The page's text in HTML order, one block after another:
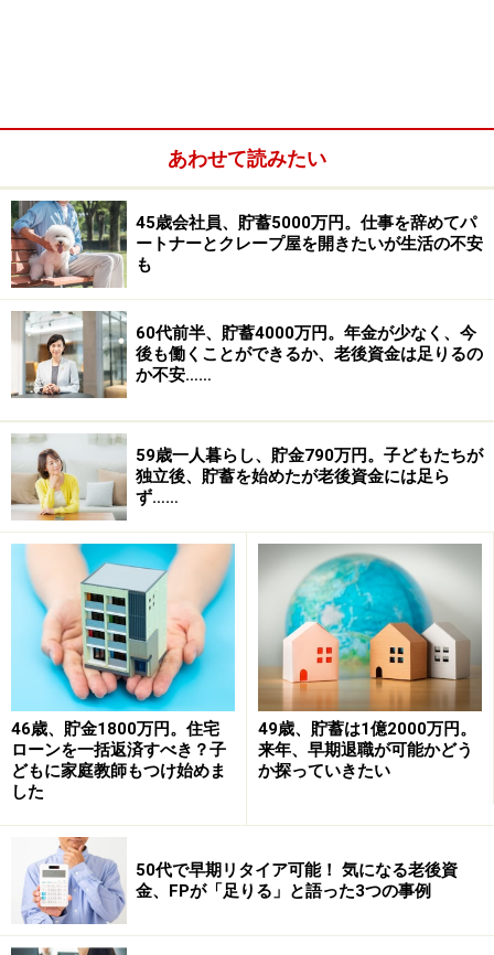
の社会保険の扶養として以外、特に加入していません。
今後何かしらに加入したほうがいいのかアドバイスをい
ただきたいです。
●雑費は、突発で病院にかかった時の費用、コンタク
ト、交際費、ふるさと納税などです。
また、いずれは一軒家を建てたいと考えていますが、そ
れが可能かどうかが気になります。両親は共に持ち家で
立地もよいですが、そこを引き継ぐことは特に考えてい
■家計収支データ
相談者「すーすー」さんの家計収支データ
■家計収支データ補足
（1）ボーナスの使い道
万円、親へお小遣い15万円、貯蓄10万円
（2）クルマの買い替えについて
買い替え費用は250万円。妻がパートを始めてもクルマ
あわせて読みたい
45歳会社員、貯蓄5000万円。仕事を辞めてパ
ートナーとクレープ屋を開きたいが生活の不安
も
60代前半、貯蓄4000万円。年金が少なく、今
後も働くことができるか、老後資金は足りるの
か不安……
59歳一人暮らし、貯金790万円。子どもたちが
独立後、貯蓄を始めたが老後資金には足ら
ず……
46歳、貯金1800万円。住宅
ローンを一括返済すべき？子
どもに家庭教師もつけ始めま
した
49歳、貯蓄は1億2000万円。
来年、早期退職が可能かどう
か探っていきたい
50代で早期リタイア可能！ 気になる老後資
金、FPが「足りる」と語った3つの事例